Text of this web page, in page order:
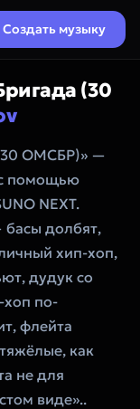
Создать музыку
(30
(30 ОМСБР)» —
помощью
NEXT.
долбят,
хип-хоп,
дудук со
хоп по-
флейта
как
не для
виде»..